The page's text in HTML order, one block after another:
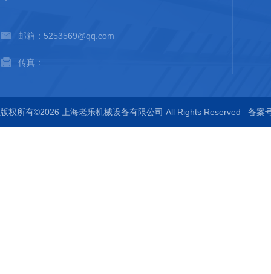
邮箱：5253569@qq.com
传真：
版权所有©2026 上海老乐机械设备有限公司 All Rights Reserved 备案